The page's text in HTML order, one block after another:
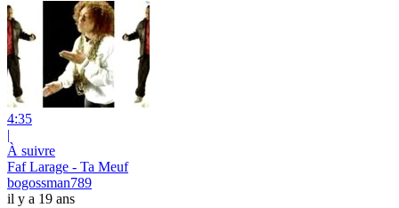
4:35
|
À suivre
Faf Larage - Ta Meuf
bogossman789
il y a 19 ans